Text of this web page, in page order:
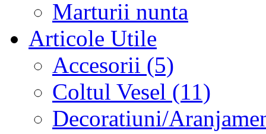
Marturii nunta
Articole Utile
Accesorii (5)
Coltul Vesel (11)
Decoratiuni/